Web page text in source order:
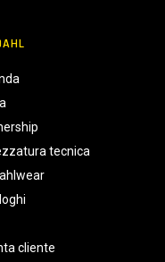
tecnica
cliente